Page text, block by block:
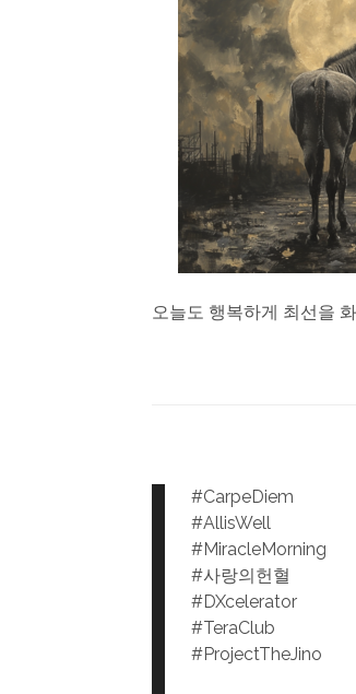
오늘도 행복하게 최선을
#CarpeDiem
#AllisWell
#MiracleMorning
#사랑의헌혈
#DXcelerator
#TeraClub
#ProjectTheJino